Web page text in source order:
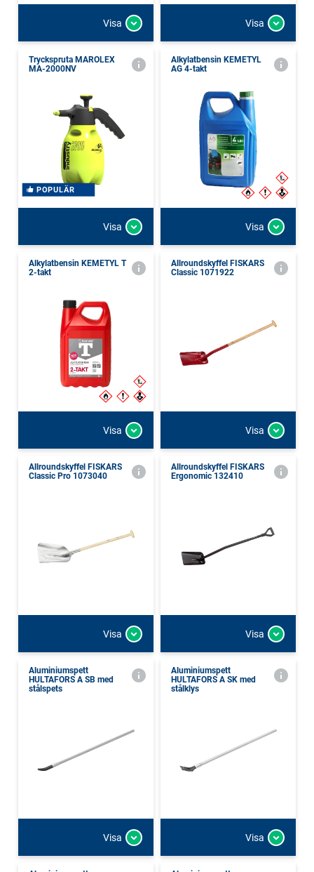
Visa Visa
Tryckspruta MAROLEX
MA-2000NV
POPULÄR
Visa
Alkylatbensin KEMETYL
AG 4-takt
Visa
Alkylatbensin KEMETYL T
2-takt
Visa
Allroundskyffel FISKARS
Classic 1071922
Visa
Allroundskyffel FISKARS
Classic Pro 1073040
Visa
Allroundskyffel FISKARS
Ergonomic 132410
Visa
Aluminiumspett
HULTAFORS A SB med
stålspets
Visa
Aluminiumspett
HULTAFORS A SK med
stålklys
Visa